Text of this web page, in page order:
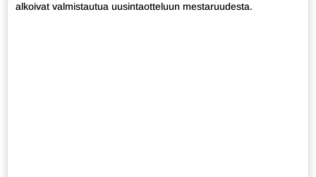
alkoivat valmistautua uusintaotteluun mestaruudesta.